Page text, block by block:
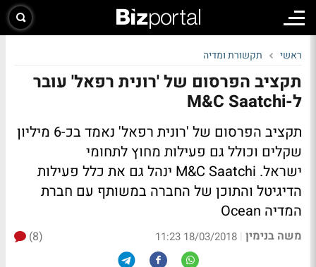
ראשי תקשורת ומדיה
תקציב הפרסום של 'רונית רפאל' עובר
ל-M&C Saatchi
תקציב הפרסום של 'רונית רפאל' נאמד בכ-6 מיליון
שקלים וכולל גם פעילות מחוץ לתחומי
ישראל. M&C Saatchi ינהל גם את כלל פעילות
הדיגיטל והתוכן של החברה במשותף עם חברת
המדיה Ocean
משה בנימין |
18/03/2018 11:23
(8)